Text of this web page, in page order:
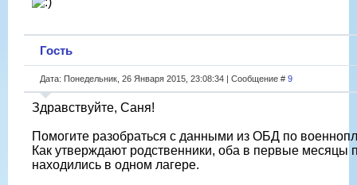
Гость
Дата: Понедельник, 26 Января 2015, 23:08:34 | Сообщение # 9
Здравствуйте, Саня!
Помогите разобраться с данными из ОБД по
Как утверждают родственники, оба в первые месяцы
находились в одном лагере.